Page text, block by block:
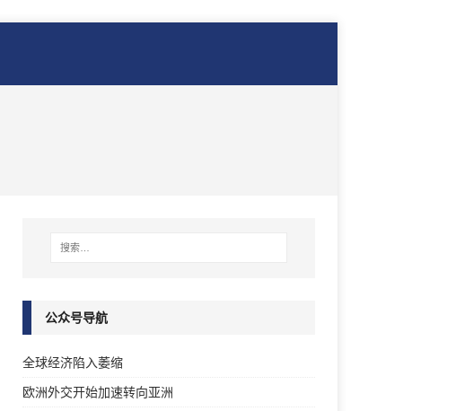
公众号导航
全球经济陷入萎缩
欧洲外交开始加速转向亚洲